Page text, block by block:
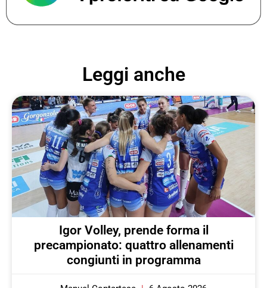
Leggi anche
Igor Volley, prende forma il
precampionato: quattro allenamenti
congiunti in programma